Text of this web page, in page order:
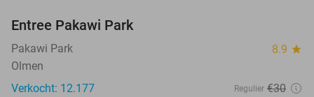
Entree Pakawi Park
Pakawi Park 8.9 star
Olmen
Verkocht: 12.177
Regulier €30